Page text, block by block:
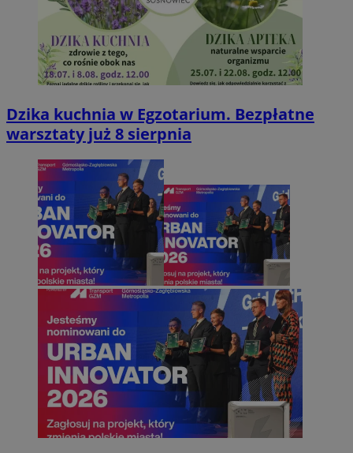
Dzika kuchnia w Egzotarium. Bezpłatne
warsztaty już 8 sierpnia